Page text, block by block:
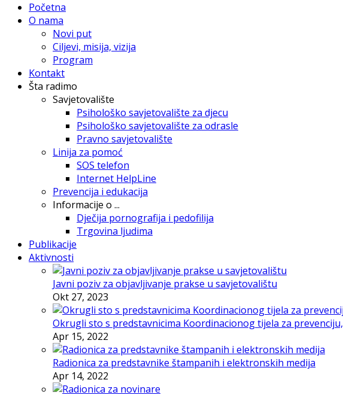
Početna
O nama
Novi put
Ciljevi, misija, vizija
Program
Kontakt
Šta radimo
Savjetovalište
Psihološko savjetovalište za djecu
Psihološko savjetovalište za odrasle
Pravno savjetovalište
Linija za pomoć
SOS telefon
Internet HelpLine
Prevencija i edukacija
Informacije o ...
Dječija pornografija i pedofilija
Trgovina ljudima
Publikacije
Aktivnosti
Javni poziv za objavljivanje prakse u savjetovalištu
Okt 27, 2023
Okrugli sto s predstavnicima Koordinacionog tijela za prevenciju,
Apr 15, 2022
Radionica za predstavnike štampanih i elektronskih medija
Apr 14, 2022